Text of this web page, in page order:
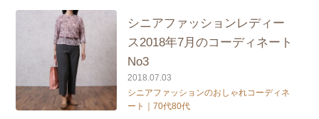
シニアファッションレディー
ス2018年7月のコーディネート
No3
2018.07.03
シニアファッションのおしゃれコーディネ
ート｜70代80代